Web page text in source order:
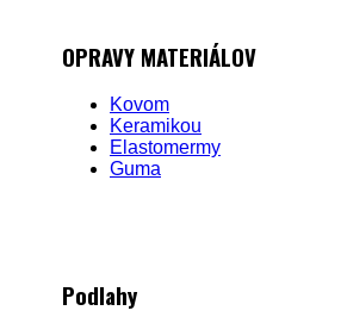
OPRAVY MATERIÁLOV
Kovom
Keramikou
Elastomermy
Guma
Podlahy